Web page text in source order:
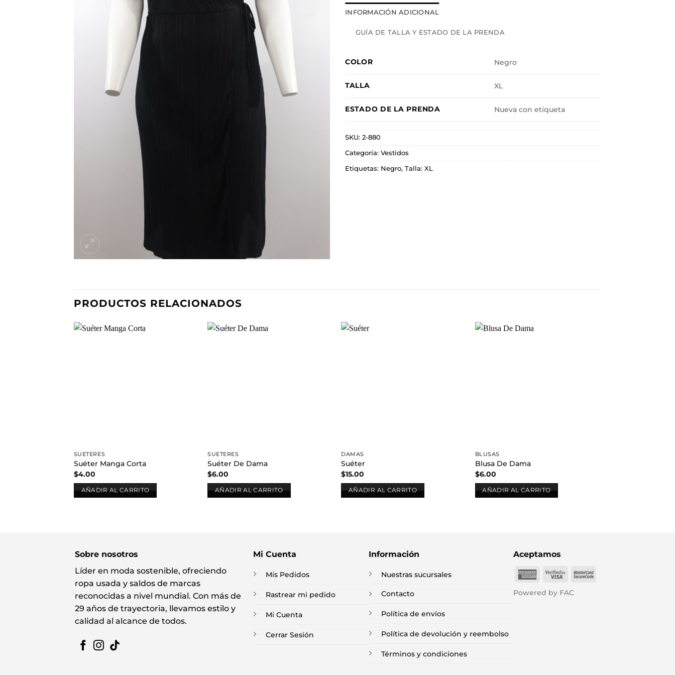
INFORMACIÓN ADICIONAL
GUÍA DE TALLA Y ESTADO DE LA PRENDA
COLOR Negro
TALLA XL
ESTADO DE LA PRENDA Nueva con etiqueta
SKU: 2-880
Categoría: Vestidos
Etiquetas: Negro, Talla: XL
PRODUCTOS RELACIONADOS
SUÉTERES
Suéter Manga Corta
$4.00
AÑADIR AL CARRITO
SUÉTERES
Suéter De Dama
$6.00
AÑADIR AL CARRITO
DAMAS
Suéter
$15.00
AÑADIR AL CARRITO
BLUSAS
Blusa De Dama
$6.00
AÑADIR AL CARRITO
Sobre nosotros
Líder en moda sostenible, ofreciendo
ropa usada y saldos de marcas
reconocidas a nivel mundial. Con más de
29 años de trayectoria, llevamos estilo y
calidad al alcance de todos.
Mi Cuenta
Mis Pedidos
Rastrear mi pedido
Mi Cuenta
Cerrar Sesión
Información
Nuestras sucursales
Contacto
Política de envíos
Política de devolución y reembolso
Términos y condiciones
Aceptamos
American
Visa
MasterCard
Powered by FAC